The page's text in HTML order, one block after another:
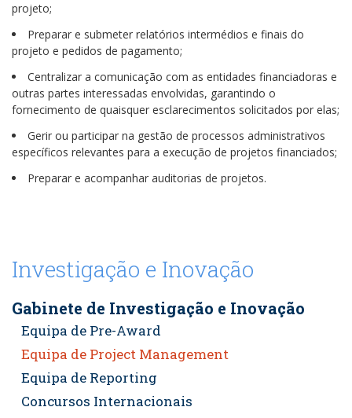
projeto;
Preparar e submeter relatórios intermédios e finais do
projeto e pedidos de pagamento;
Centralizar a comunicação com as entidades financiadoras e
outras partes interessadas envolvidas, garantindo o
fornecimento de quaisquer esclarecimentos solicitados por elas;
Gerir ou participar na gestão de processos administrativos
específicos relevantes para a execução de projetos financiados;
Preparar e acompanhar auditorias de projetos.
Investigação e Inovação
Gabinete de Investigação e Inovação
Equipa de Pre-Award
Equipa de Project Management
Equipa de Reporting
Concursos Internacionais